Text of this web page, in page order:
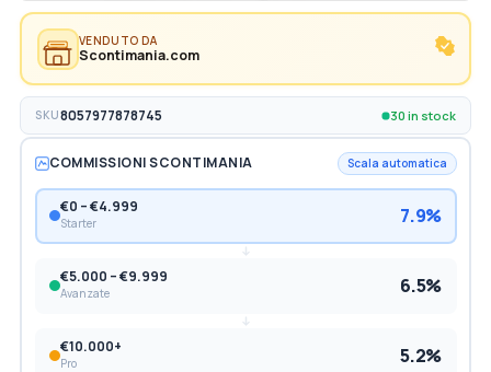
VENDUTO DA
Scontimania.com
SKU8057977878745 30 in stock
COMMISSIONI SCONTIMANIA Scala automatica
€0 – €4.999
Starter 7.9%
€5.000 – €9.999
Avanzate 6.5%
€10.000+
Pro 5.2%